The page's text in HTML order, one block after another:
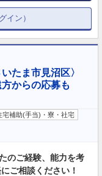
イン）
たま市見沼区〉
からの応募も
宅補助(手当)・寮・社宅
のご経験、能力を考
ご相談ください！